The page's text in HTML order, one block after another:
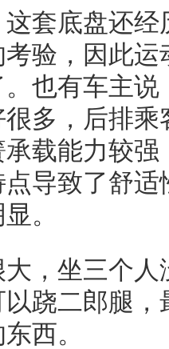
套底盘还
验，因此
也有车主
多，后排
载能力较
导致了舒
。
，坐三个
跷二郎腿
西。